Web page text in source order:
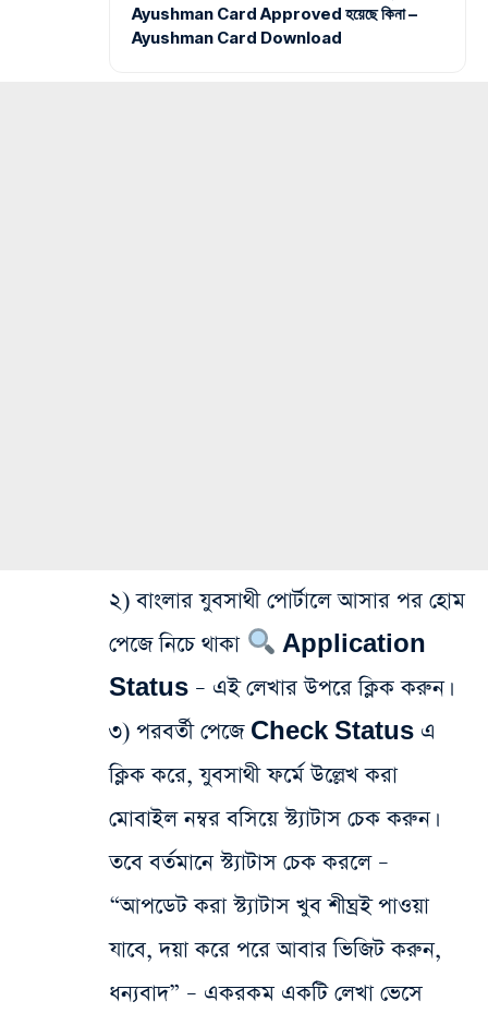
Ayushman Card Approved হয়েছে কিনা –
Ayushman Card Download
২) বাংলার যুবসাথী পোর্টালে আসার পর হোম
পেজে নিচে থাকা
Application
Status – এই লেখার উপরে ক্লিক করুন।
৩) পরবর্তী পেজে Check Status এ
ক্লিক করে, যুবসাথী ফর্মে উল্লেখ করা
মোবাইল নম্বর বসিয়ে স্ট্যাটাস চেক করুন।
তবে বর্তমানে স্ট্যাটাস চেক করলে –
“আপডেট করা স্ট্যাটাস খুব শীঘ্রই পাওয়া
যাবে, দয়া করে পরে আবার ভিজিট করুন,
ধন্যবাদ” – একরকম একটি লেখা ভেসে